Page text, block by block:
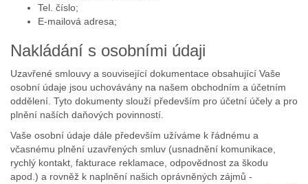
Tel. číslo;
E-mailová adresa;
Nakládání s osobními údaji
Uzavřené smlouvy a související dokumentace obsahující Vaše
osobní údaje jsou uchovávány na našem obchodním a účetním
oddělení. Tyto dokumenty slouží především pro účetní účely a pro
plnění naších daňových povinností.
Vaše osobní údaje dále především užíváme k řádnému a
včasnému plnění uzavřených smluv (usnadnění komunikace,
rychlý kontakt, fakturace reklamace, odpovědnost za škodu
apod.) a rovněž k naplnění našich oprávněných zájmů -